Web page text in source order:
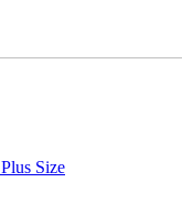
Plus Size